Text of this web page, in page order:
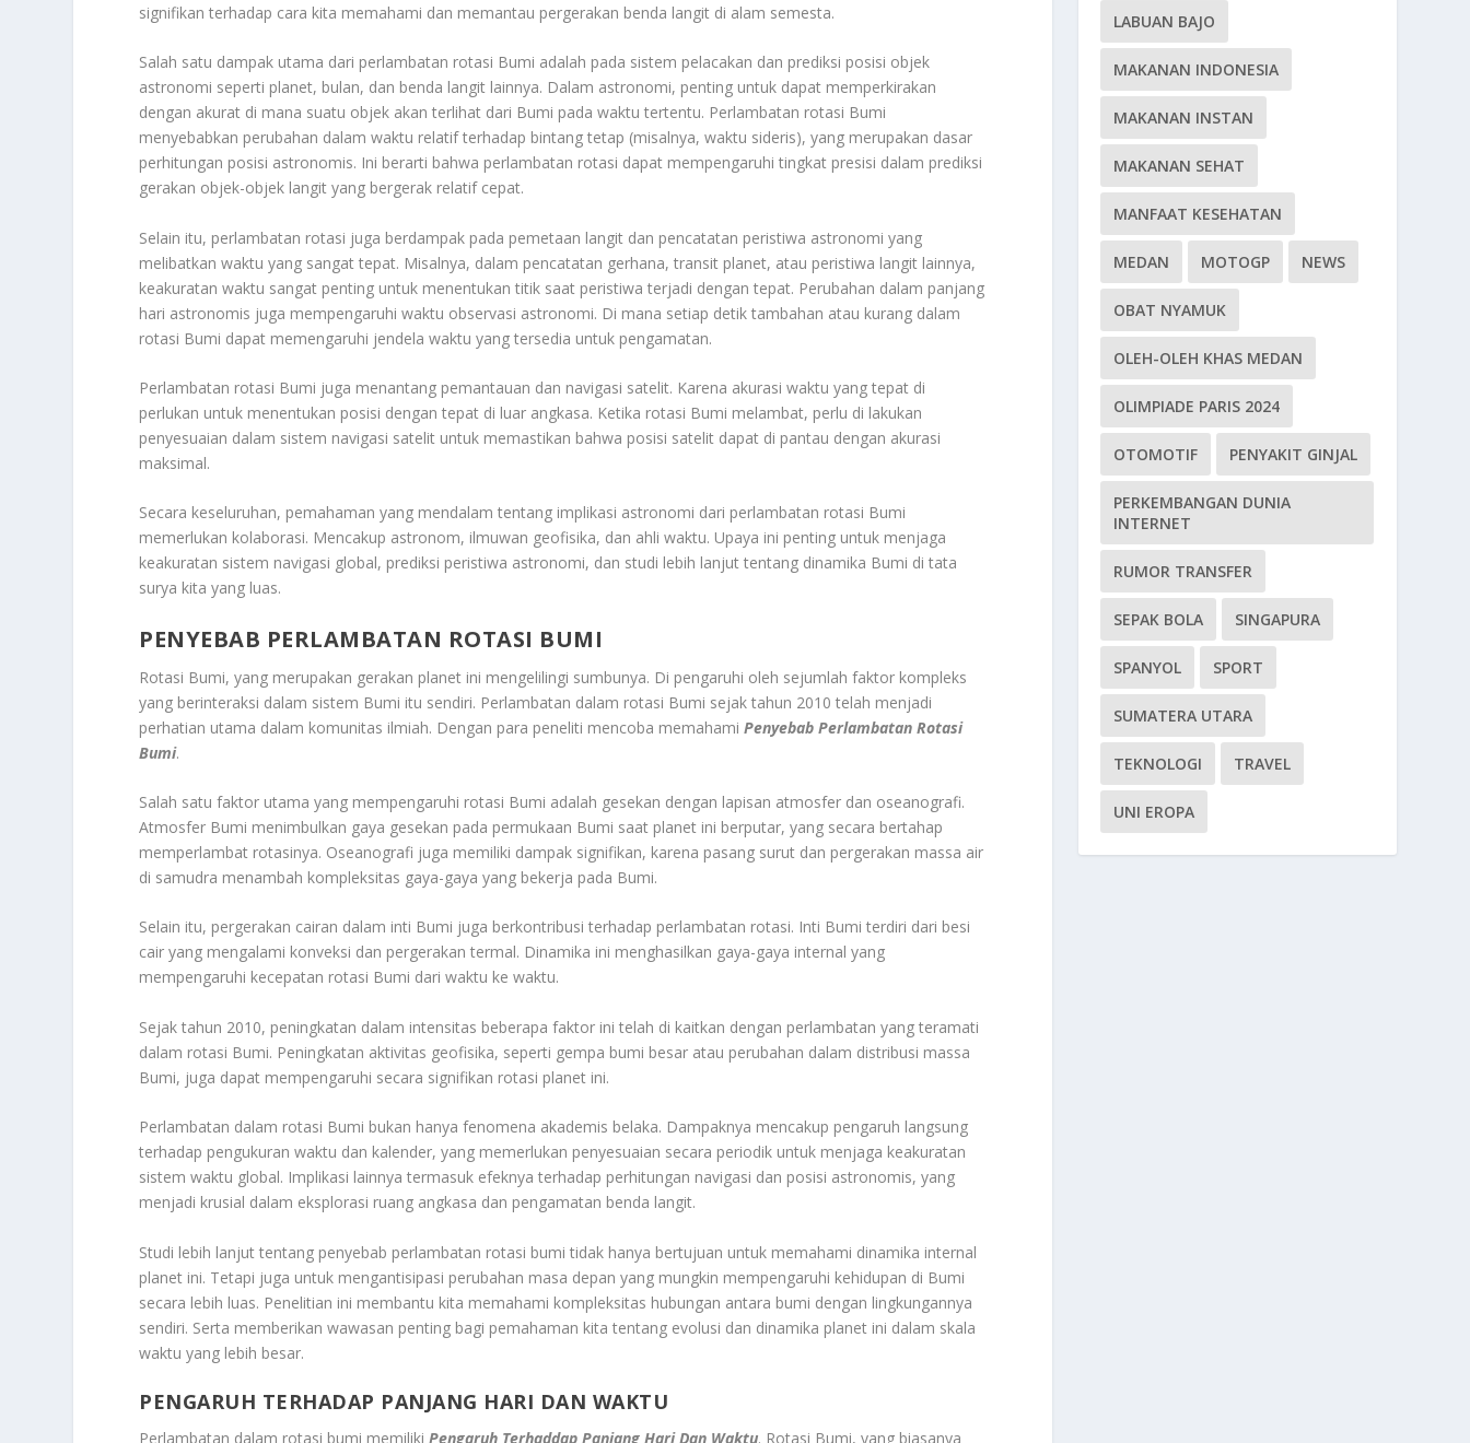
signifikan terhadap cara kita memahami dan memantau pergerakan benda langit di alam semesta.
Salah satu dampak utama dari perlambatan rotasi Bumi adalah pada sistem pelacakan dan prediksi posisi objek
astronomi seperti planet, bulan, dan benda langit lainnya. Dalam astronomi, penting untuk dapat memperkirakan
dengan akurat di mana suatu objek akan terlihat dari Bumi pada waktu tertentu. Perlambatan rotasi Bumi
menyebabkan perubahan dalam waktu relatif terhadap bintang tetap (misalnya, waktu sideris), yang merupakan dasar
perhitungan posisi astronomis. Ini berarti bahwa perlambatan rotasi dapat mempengaruhi tingkat presisi dalam prediksi
gerakan objek-objek langit yang bergerak relatif cepat.
Selain itu, perlambatan rotasi juga berdampak pada pemetaan langit dan pencatatan peristiwa astronomi yang
melibatkan waktu yang sangat tepat. Misalnya, dalam pencatatan gerhana, transit planet, atau peristiwa langit lainnya,
keakuratan waktu sangat penting untuk menentukan titik saat peristiwa terjadi dengan tepat. Perubahan dalam panjang
hari astronomis juga mempengaruhi waktu observasi astronomi. Di mana setiap detik tambahan atau kurang dalam
rotasi Bumi dapat memengaruhi jendela waktu yang tersedia untuk pengamatan.
Perlambatan rotasi Bumi juga menantang pemantauan dan navigasi satelit. Karena akurasi waktu yang tepat di
perlukan untuk menentukan posisi dengan tepat di luar angkasa. Ketika rotasi Bumi melambat, perlu di lakukan
penyesuaian dalam sistem navigasi satelit untuk memastikan bahwa posisi satelit dapat di pantau dengan akurasi
maksimal.
Secara keseluruhan, pemahaman yang mendalam tentang implikasi astronomi dari perlambatan rotasi Bumi
memerlukan kolaborasi. Mencakup astronom, ilmuwan geofisika, dan ahli waktu. Upaya ini penting untuk menjaga
keakuratan sistem navigasi global, prediksi peristiwa astronomi, dan studi lebih lanjut tentang dinamika Bumi di tata
surya kita yang luas.
PENYEBAB PERLAMBATAN ROTASI BUMI
Rotasi Bumi, yang merupakan gerakan planet ini mengelilingi sumbunya. Di pengaruhi oleh sejumlah faktor kompleks
yang berinteraksi dalam sistem Bumi itu sendiri. Perlambatan dalam rotasi Bumi sejak tahun 2010 telah menjadi
perhatian utama dalam komunitas ilmiah. Dengan para peneliti mencoba memahamiPenyebab Perlambatan Rotasi
Bumi.
Salah satu faktor utama yang mempengaruhi rotasi Bumi adalah gesekan dengan lapisan atmosfer dan oseanografi.
Atmosfer Bumi menimbulkan gaya gesekan pada permukaan Bumi saat planet ini berputar, yang secara bertahap
memperlambat rotasinya. Oseanografi juga memiliki dampak signifikan, karena pasang surut dan pergerakan massa air
di samudra menambah kompleksitas gaya-gaya yang bekerja pada Bumi.
Selain itu, pergerakan cairan dalam inti Bumi juga berkontribusi terhadap perlambatan rotasi. Inti Bumi terdiri dari besi
cair yang mengalami konveksi dan pergerakan termal. Dinamika ini menghasilkan gaya-gaya internal yang
mempengaruhi kecepatan rotasi Bumi dari waktu ke waktu.
Sejak tahun 2010, peningkatan dalam intensitas beberapa faktor ini telah di kaitkan dengan perlambatan yang teramati
dalam rotasi Bumi. Peningkatan aktivitas geofisika, seperti gempa bumi besar atau perubahan dalam distribusi massa
Bumi, juga dapat mempengaruhi secara signifikan rotasi planet ini.
Perlambatan dalam rotasi Bumi bukan hanya fenomena akademis belaka. Dampaknya mencakup pengaruh langsung
terhadap pengukuran waktu dan kalender, yang memerlukan penyesuaian secara periodik untuk menjaga keakuratan
sistem waktu global. Implikasi lainnya termasuk efeknya terhadap perhitungan navigasi dan posisi astronomis, yang
menjadi krusial dalam eksplorasi ruang angkasa dan pengamatan benda langit.
Studi lebih lanjut tentang penyebab perlambatan rotasi bumi tidak hanya bertujuan untuk memahami dinamika internal
planet ini. Tetapi juga untuk mengantisipasi perubahan masa depan yang mungkin mempengaruhi kehidupan di Bumi
secara lebih luas. Penelitian ini membantu kita memahami kompleksitas hubungan antara bumi dengan lingkungannya
sendiri. Serta memberikan wawasan penting bagi pemahaman kita tentang evolusi dan dinamika planet ini dalam skala
waktu yang lebih besar.
PENGARUH TERHADAP PANJANG HARI DAN WAKTU
Perlambatan dalam rotasi bumi memilikiPengaruh Terhaddap Panjang Hari Dan Waktu. Rotasi Bumi, yang biasanya
LABUAN BAJO
MAKANAN INDONESIA
MAKANAN INSTAN
MAKANAN SEHAT
MANFAAT KESEHATAN
MEDAN MOTOGP NEWS
OBAT NYAMUK
OLEH-OLEH KHAS MEDAN
OLIMPIADE PARIS 2024
OTOMOTIF PENYAKIT GINJAL
PERKEMBANGAN DUNIA
INTERNET
RUMOR TRANSFER
SEPAK BOLA SINGAPURA
SPANYOL SPORT
SUMATERA UTARA
TEKNOLOGI TRAVEL
UNI EROPA